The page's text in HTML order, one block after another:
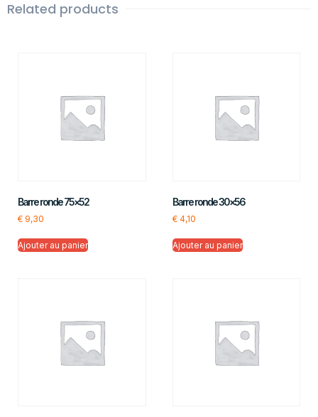
Related products
Barre ronde 75×52
€ 9,30
Ajouter au panier
Barre ronde 30×56
€4,10
Ajouter au panier